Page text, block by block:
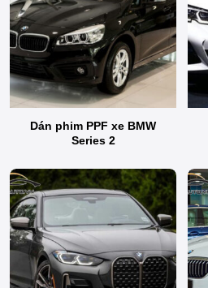
Dán phim PPF xe BMW
Series 2